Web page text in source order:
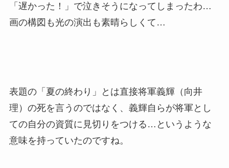
「遅かった！」で泣きそうになってしまったわ…
画の構図も光の演出も素晴らしくて…
表題の「夏の終わり」とは直接将軍義輝（向井
理）の死を言うのではなく、義輝自らが将軍とし
ての自分の資質に見切りをつける…というような
意味を持っていたのですね。